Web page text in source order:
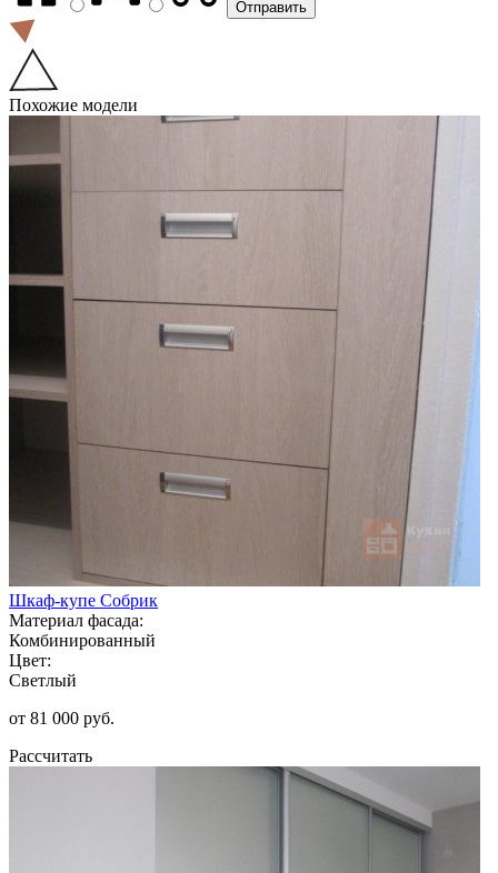
Похожие модели
Шкаф-купе Собрик
Материал фасада:
Комбинированный
Цвет:
Светлый
от 81 000 руб.
Рассчитать